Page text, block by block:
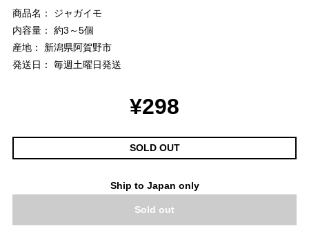
商品名： ジャガイモ
内容量： 約3～5個
産地： 新潟県阿賀野市
発送日： 毎週土曜日発送
¥298
SOLD OUT
Ship to Japan only
Sold out